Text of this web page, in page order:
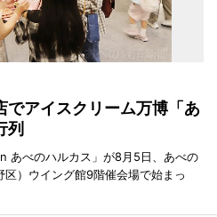
でアイスクリーム万博「あ
列
あべのハルカス」が8月5日、あべの
）ウイング館9階催会場で始まっ